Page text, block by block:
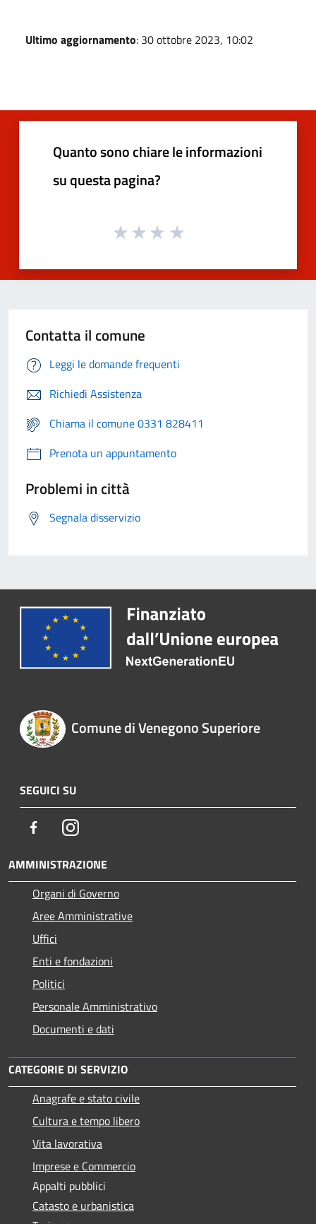
Ultimo aggiornamento: 30 ottobre 2023, 10:02
Quanto sono chiare le informazioni
su questa pagina?
Contatta il comune
Leggi le domande frequenti
Richiedi Assistenza
Chiama il comune 0331 828411
Prenota un appuntamento
Problemi in città
Segnala disservizio
Comune di Venegono Superiore
SEGUICI SU
FacebookInstagram
AMMINISTRAZIONE
Organi di Governo
Aree Amministrative
Uffici
Enti e fondazioni
Politici
Personale Amministrativo
Documenti e dati
CATEGORIE DI SERVIZIO
Anagrafe e stato civile
Cultura e tempo libero
Vita lavorativa
Imprese e Commercio
Appalti pubblici
Catasto e urbanistica